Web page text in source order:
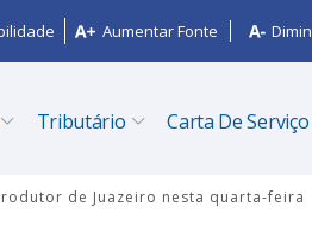
Aumentar Fonte
Tributário Carta De Serviço
de Juazeiro nesta quarta-feira